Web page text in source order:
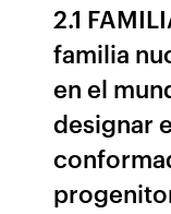
2.1
familia
en el
designar